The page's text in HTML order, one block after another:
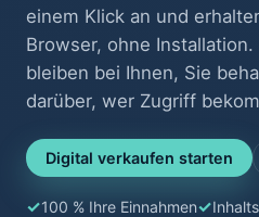
einem Klick an und
Browser, ohne Installation.
bleiben bei Ihnen, Sie
darüber, wer Zugriff
Digital verkaufen starten
100 % Ihre Einnahmen